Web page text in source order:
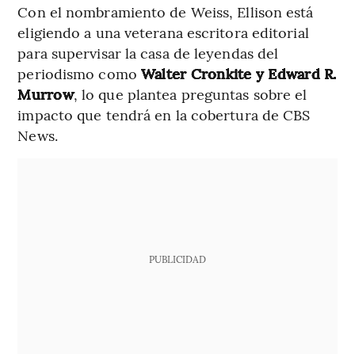
Con el nombramiento de Weiss, Ellison está
eligiendo a una veterana escritora editorial
para supervisar la casa de leyendas del
periodismo como Walter Cronkite y Edward R.
Murrow, lo que plantea preguntas sobre el
impacto que tendrá en la cobertura de CBS
News.
PUBLICIDAD